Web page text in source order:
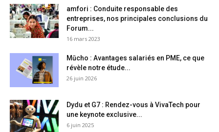
amfori : Conduite responsable des
entreprises, nos principales conclusions du
Forum...
16 mars 2023
Mūcho : Avantages salariés en PME, ce que
révèle notre étude...
26 juin 2026
Dydu et G7 : Rendez-vous à VivaTech pour
une keynote exclusive...
6 juin 2025